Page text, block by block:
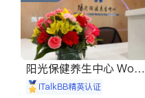
阳光保健养生中心 World
shine
iTalkBB精英认证